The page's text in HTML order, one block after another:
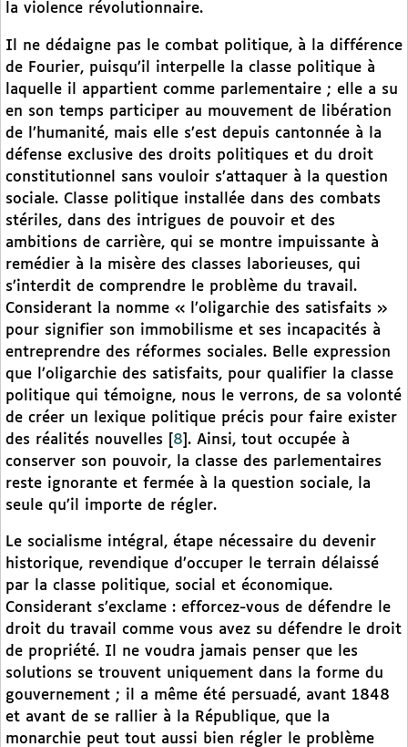
la violence révolutionnaire.
Il ne dédaigne pas le combat politique, à la différence
de Fourier, puisqu’il interpelle la classe politique à
laquelle il appartient comme parlementaire ; elle a su
en son temps participer au mouvement de libération
de l’humanité, mais elle s’est depuis cantonnée à la
défense exclusive des droits politiques et du droit
constitutionnel sans vouloir s’attaquer à la question
sociale. Classe politique installée dans des combats
stériles, dans des intrigues de pouvoir et des
ambitions de carrière, qui se montre impuissante à
remédier à la misère des classes laborieuses, qui
s’interdit de comprendre le problème du travail.
Considerant la nomme « l’oligarchie des satisfaits »
pour signifier son immobilisme et ses incapacités à
entreprendre des réformes sociales. Belle expression
que l’oligarchie des satisfaits, pour qualifier la classe
politique qui témoigne, nous le verrons, de sa volonté
de créer un lexique politique précis pour faire exister
des réalités nouvelles
8 . Ainsi, tout occupée à
conserver son pouvoir, la classe des parlementaires
reste ignorante et fermée à la question sociale, la
seule qu’il importe de régler.
Le socialisme intégral, étape nécessaire du devenir
historique, revendique d’occuper le terrain délaissé
par la classe politique, social et économique.
Considerant s’exclame : efforcez-vous de défendre le
droit du travail comme vous avez su défendre le droit
de propriété. Il ne voudra jamais penser que les
solutions se trouvent uniquement dans la forme du
gouvernement ; il a même été persuadé, avant 1848
et avant de se rallier à la République, que la
monarchie peut tout aussi bien régler le problème